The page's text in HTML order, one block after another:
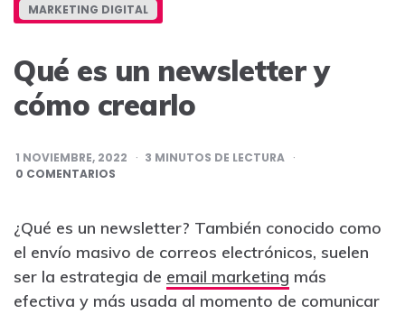
MARKETING DIGITAL
Qué es un newsletter y
cómo crearlo
1 NOVIEMBRE, 2022 3 MINUTOS DE LECTURA
0 COMENTARIOS
¿Qué es un newsletter? También conocido como
el envío masivo de correos electrónicos, suelen
ser la estrategia de email marketing más
efectiva y más usada al momento de comunicar